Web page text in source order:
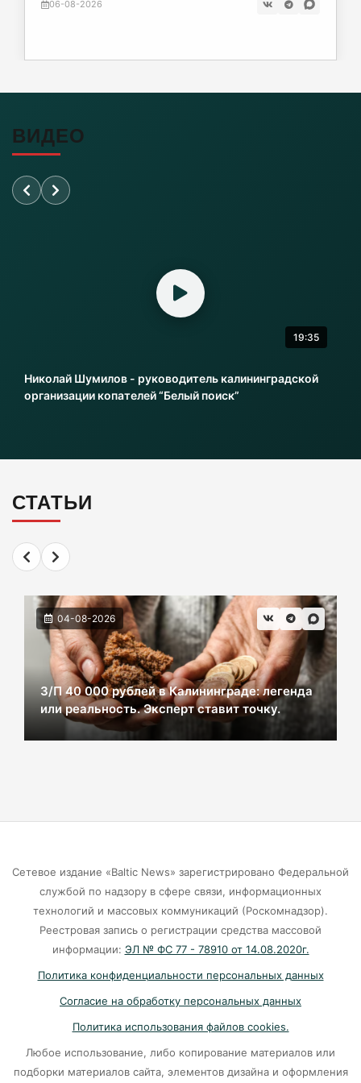
06-08-2026
Почти 38 км дорог отремонтировано в
Переезд на Камской в Калининграде закроют
для проезда
06-08-2026
Литовский шпион осужден в Калининграде
06-08-2026
700 млн рублей
В Черняховске из реки достали тело
женщины. Следком проводит проверку.
06-08-2026
В центре Зеленоградска уже неделю
красуется фекальная лужа
Больше тонны рыбы незаконно выловили в
Калининградской области с начала года
06-08-2026
В Светлогорске женщина купила «корейца»
по «удалёнке» и потеряла деньги
05-08-2026
На двух перекрёстках в Калининграде теперь
06-08-2026
ВИДЕО
19:35
Николай Шумилов - руководитель калининградской
организации копателей “Белый поиск”
СТАТЬИ
04-08-2026
З/П 40 000 рублей в Калининграде: легенда
или реальность. Эксперт ставит точку.
Сетевое издание «Baltic News» зарегистрировано Федеральной
службой по надзору в сфере связи, информационных
технологий и массовых коммуникаций (Роскомнадзор).
Реестровая запись о регистрации средства массовой
информации: ЭЛ № ФС 77 - 78910 от 14.08.2020г.
Политика конфиденциальности персональных данных
Согласие на обработку персональных данных
Политика использования файлов cookies.
Любое использование, либо копирование материалов или
подборки материалов сайта, элементов дизайна и оформления